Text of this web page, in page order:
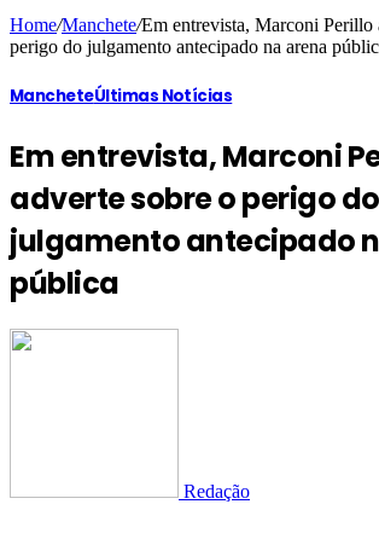
Home/Manchete/Em entrevista, Marconi Perillo
perigo do julgamento antecipado na arena
MancheteÚltimas Notícias
Em entrevista, Marconi
adverte sobre o perigo do
julgamento antecipado
pública
Redação